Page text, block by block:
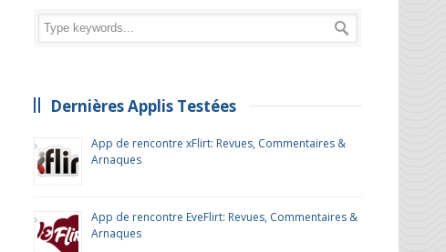
Dernières Applis Testées
App de rencontre xFlirt: Revues, Commentaires &
Arnaques
App de rencontre EveFlirt: Revues, Commentaires &
Arnaques